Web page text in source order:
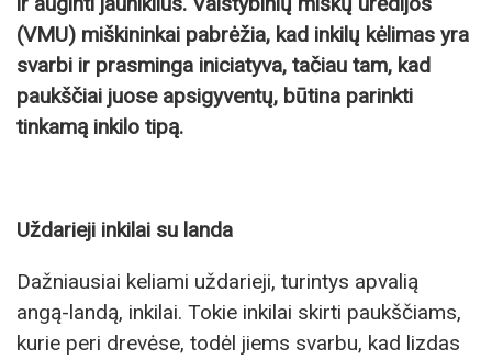
(VMU) miškininkai pabrėžia, kad inkilų kėlimas yra
svarbi ir prasminga iniciatyva, tačiau tam, kad
paukščiai juose apsigyventų, būtina parinkti
tinkamą inkilo tipą.
Uždarieji inkilai su landa
Dažniausiai keliami uždarieji, turintys apvalią
angą-landą, inkilai. Tokie inkilai skirti paukščiams,
kurie peri drevėse, todėl jiems svarbu, kad lizdas